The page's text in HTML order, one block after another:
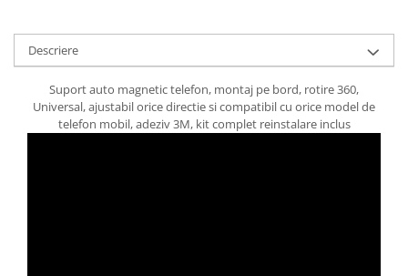
Descriere
Suport auto magnetic telefon, montaj pe bord, rotire 360,
Universal, ajustabil orice directie si compatibil cu orice model de
telefon mobil, adeziv 3M, kit complet reinstalare inclus